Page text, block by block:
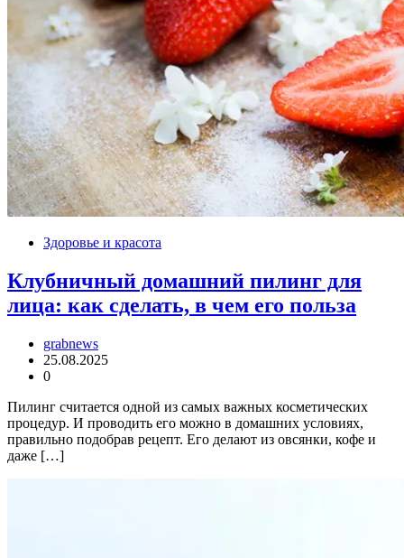
Здоровье и красота
Клубничный домашний пилинг для
лица: как сделать, в чем его польза
grabnews
25.08.2025
0
Пилинг считается одной из самых важных косметических
процедур. И проводить его можно в домашних условиях,
правильно подобрав рецепт. Его делают из овсянки, кофе и
даже […]